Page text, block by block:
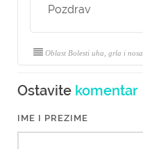
Pozdrav
Oblast Bolesti uha, grla i nosa
Ostavite komentar
IME I PREZIME